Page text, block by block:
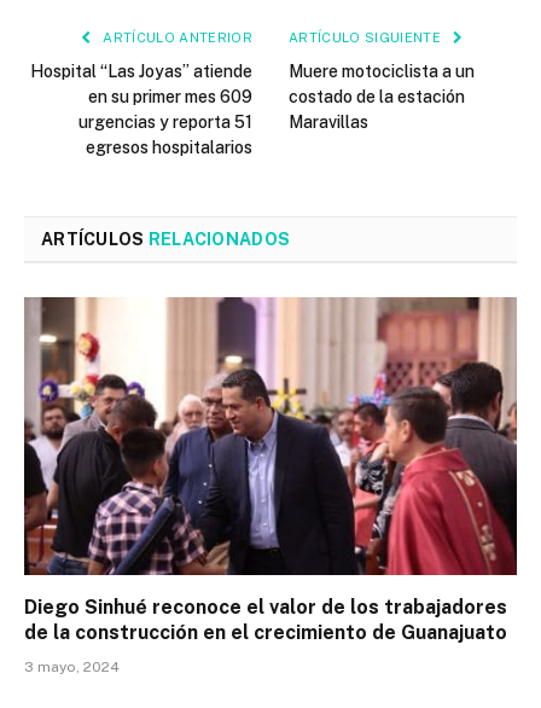
ARTÍCULO ANTERIOR
Hospital “Las Joyas” atiende
en su primer mes 609
urgencias y reporta 51
egresos hospitalarios
ARTÍCULO SIGUIENTE
Muere motociclista a un
costado de la estación
Maravillas
ARTÍCULOS RELACIONADOS
Diego Sinhué reconoce el valor de los trabajadores
de la construcción en el crecimiento de Guanajuato
3 mayo, 2024